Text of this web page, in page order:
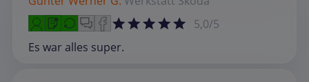
5,0/5
Es war alles super.